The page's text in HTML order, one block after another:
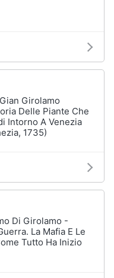
Girolamo
Delle Piante Che
Intorno A Venezia
1735)
Di Girolamo -
La Mafia E Le
Tutto Ha Inizio